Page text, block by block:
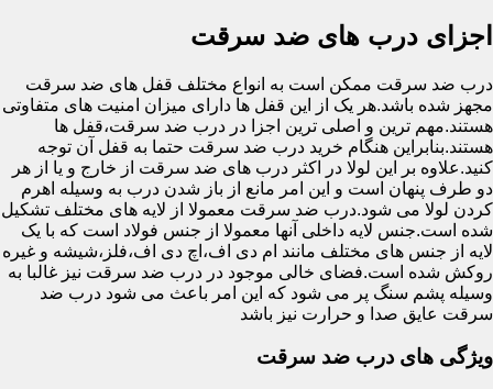
اجزای درب های ضد سرقت
درب ضد سرقت ممکن است به انواع مختلف قفل های ضد سرقت
مجهز شده باشد.هر یک از این قفل ها دارای میزان امنیت های متفاوتی
هستند.مهم ترین و اصلی ترین اجزا در درب ضد سرقت،قفل ها
هستند.بنابراین هنگام خرید درب ضد سرقت حتما به قفل آن توجه
کنید.علاوه بر این لولا در اکثر درب های ضد سرقت از خارج و یا از هر
دو طرف پنهان است و این امر مانع از باز شدن درب به وسیله اهرم
کردن لولا می شود.درب ضد سرقت معمولا از لایه های مختلف تشکیل
شده است.جنس لایه داخلی آنها معمولا از جنس فولاد است که با یک
لایه از جنس های مختلف مانند ام دی اف،اچ دی اف،فلز،شیشه و غیره
روکش شده است.فضای خالی موجود در درب ضد سرقت نیز غالبا به
وسیله پشم سنگ پر می شود که این امر باعث می شود درب ضد
سرقت عایق صدا و حرارت نیز باشد
ویژگی های درب ضد سرقت